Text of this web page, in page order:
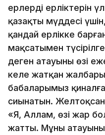
ерлердің ерліктерін
қазақтың мүддесі
қандай ерлікке
мақсатымен
деген атауының өзі
келе жатқан
бабаларымыз
сиынатын.
«Я, Аллам, өзің жар
жатты. Мұның